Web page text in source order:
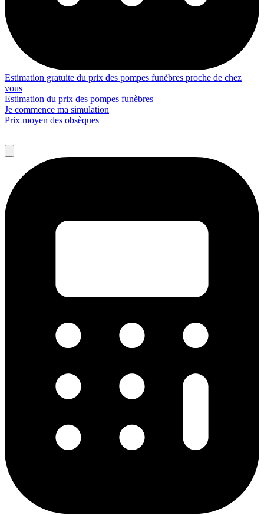
Estimation gratuite du prix des pompes funèbres proche de chez
vous
Estimation du prix des pompes funèbres
Je commence ma simulation
Prix moyen des obsèques